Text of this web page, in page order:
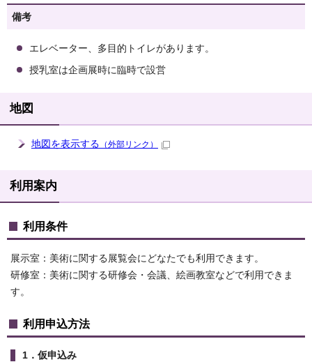
備考
エレベーター、多目的トイレがあります。
授乳室は企画展時に臨時で設営
地図
地図を表示する （外部リンク）
利用案内
利用条件
展示室：美術に関する展覧会にどなたでも利用できます。
研修室：美術に関する研修会・会議、絵画教室などで利用できま
す。
利用申込方法
1．仮申込み